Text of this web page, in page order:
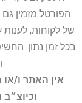
הפורטל מזמין
של לקוחות,
בכל זמן נתון.
אין האתר ו/